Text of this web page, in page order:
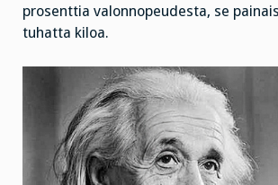
prosenttia valonnopeudesta, se
tuhatta kiloa.